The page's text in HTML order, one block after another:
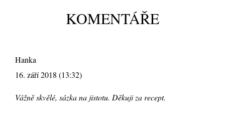
KOMENTÁŘE
Hanka
16. září 2018 (13:32)
Vážně skvělé, sázka na jistotu. Děkuji za recept.